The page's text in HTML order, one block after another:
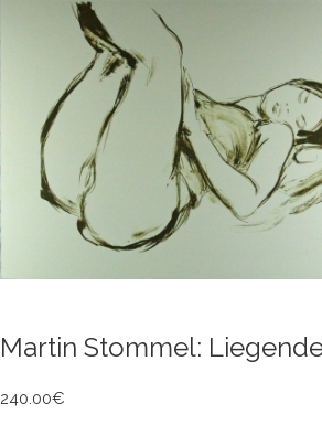
Martin Stommel:
240.00€